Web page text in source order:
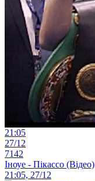
21:05
27/12
7142
Іноуе - Пікассо (Відео)
21:05, 27/12